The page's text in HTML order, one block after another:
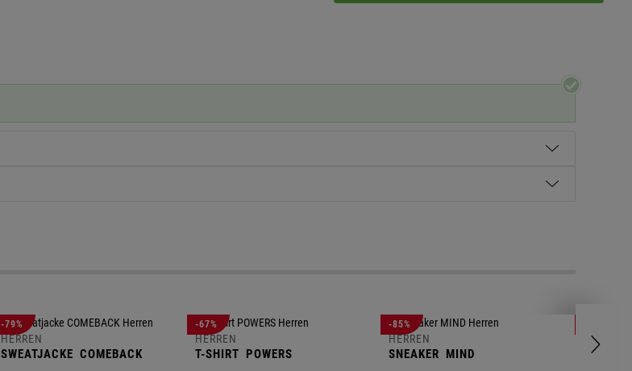
-79%
HERREN
SWEATJACKE COMEBACK
-67%
HERREN
T-SHIRT POWERS
-85%
HERREN
SNEAKER MIND